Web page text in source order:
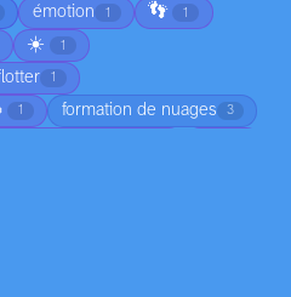
émotion 1 👣 1
☀️ 1
1
1 formation de nuages 3